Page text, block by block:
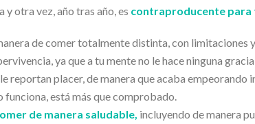
y otra vez, año tras año, es contraproducente para
de comer totalmente distinta, con limitaciones
ya que a tu mente no le hace ninguna
reportan placer, de manera que acaba empeorando
funciona, está más que comprobado.
de manera saludable, incluyendo de manera